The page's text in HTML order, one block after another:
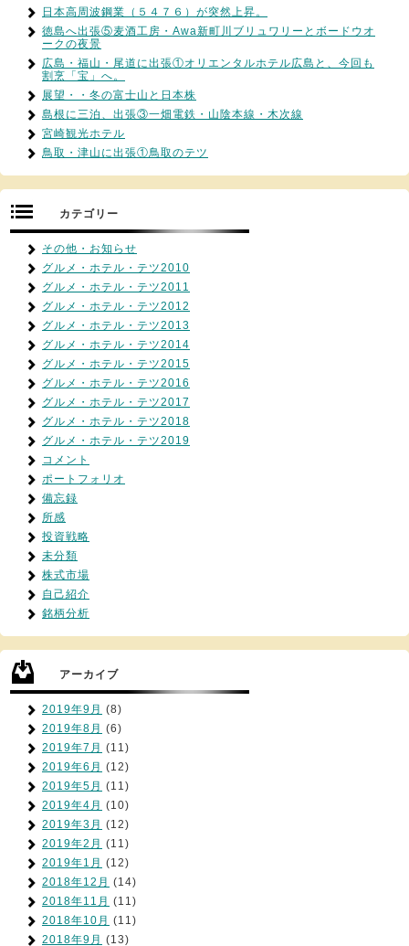
日本高周波鋼業（５４７６）が突然上昇。
徳島へ出張⑤麦酒工房・Awa新町川ブリュワリーとボードウオ
ークの夜景
広島・福山・尾道に出張①オリエンタルホテル広島と、今回も
割烹「宝」へ。
展望・・冬の富士山と日本株
島根に三泊、出張③一畑電鉄・山陰本線・木次線
宮崎観光ホテル
鳥取・津山に出張①鳥取のテツ
カテゴリー
その他・お知らせ
グルメ・ホテル・テツ2010
グルメ・ホテル・テツ2011
グルメ・ホテル・テツ2012
グルメ・ホテル・テツ2013
グルメ・ホテル・テツ2014
グルメ・ホテル・テツ2015
グルメ・ホテル・テツ2016
グルメ・ホテル・テツ2017
グルメ・ホテル・テツ2018
グルメ・ホテル・テツ2019
コメント
ポートフォリオ
備忘録
所感
投資戦略
未分類
株式市場
自己紹介
銘柄分析
アーカイブ
2019年9月 (8)
2019年8月 (6)
2019年7月 (11)
2019年6月 (12)
2019年5月 (11)
2019年4月 (10)
2019年3月 (12)
2019年2月 (11)
2019年1月 (12)
2018年12月 (14)
2018年11月 (11)
2018年10月 (11)
2018年9月 (13)